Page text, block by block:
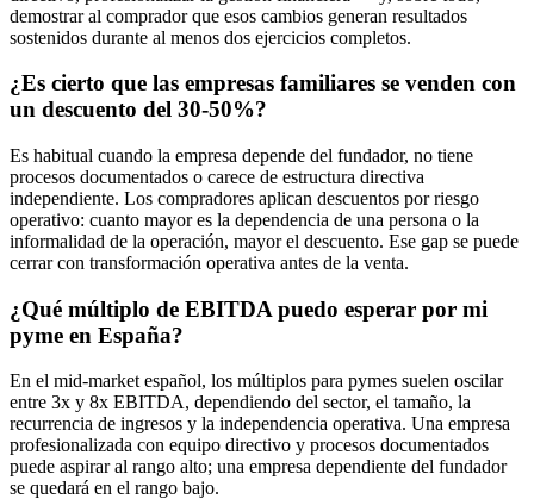
demostrar al comprador que esos cambios generan resultados
sostenidos durante al menos dos ejercicios completos.
¿Es cierto que las empresas familiares se venden con
un descuento del 30-50%?
Es habitual cuando la empresa depende del fundador, no tiene
procesos documentados o carece de estructura directiva
independiente. Los compradores aplican descuentos por riesgo
operativo: cuanto mayor es la dependencia de una persona o la
informalidad de la operación, mayor el descuento. Ese gap se puede
cerrar con transformación operativa antes de la venta.
¿Qué múltiplo de EBITDA puedo esperar por mi
pyme en España?
En el mid-market español, los múltiplos para pymes suelen oscilar
entre 3x y 8x EBITDA, dependiendo del sector, el tamaño, la
recurrencia de ingresos y la independencia operativa. Una empresa
profesionalizada con equipo directivo y procesos documentados
puede aspirar al rango alto; una empresa dependiente del fundador
se quedará en el rango bajo.